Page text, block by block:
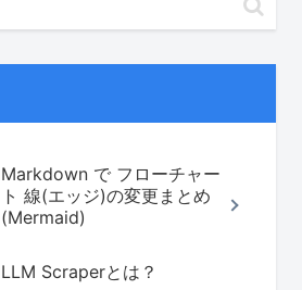
Markdown で フローチャー
ト 線(エッジ)の変更まとめ
(Mermaid)
LLM Scraperとは？